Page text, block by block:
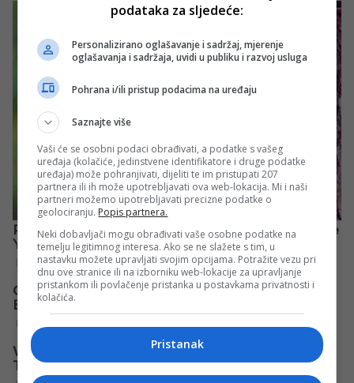
podataka za sljedeće:
Personalizirano oglašavanje i sadržaj, mjerenje
oglašavanja i sadržaja, uvidi u publiku i razvoj usluga
Pohrana i/ili pristup podacima na uređaju
Saznajte više
Vaši će se osobni podaci obrađivati, a podatke s vašeg
uređaja (kolačiće, jedinstvene identifikatore i druge podatke
uređaja) može pohranjivati, dijeliti te im pristupati 207
partnera ili ih može upotrebljavati ova web-lokacija. Mi i naši
partneri možemo upotrebljavati precizne podatke o
geolociranju. Popis partnera.
Neki dobavljači mogu obrađivati vaše osobne podatke na
temelju legitimnog interesa. Ako se ne slažete s tim, u
nastavku možete upravljati svojim opcijama. Potražite vezu pri
dnu ove stranice ili na izborniku web-lokacije za upravljanje
pristankom ili povlačenje pristanka u postavkama privatnosti i
kolačića.
Pristanak